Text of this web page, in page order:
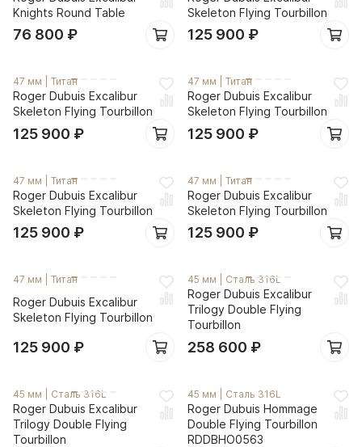
Knights Round Table
76 800 ₽
Skeleton Flying Tourbillon
125 900 ₽
47 мм Титан
Roger Dubuis Excalibur
Skeleton Flying Tourbillon
125 900 ₽
47 мм Титан
Roger Dubuis Excalibur
Skeleton Flying Tourbillon
125 900 ₽
47 мм Титан
Roger Dubuis Excalibur
Skeleton Flying Tourbillon
125 900 ₽
47 мм Титан
Roger Dubuis Excalibur
Skeleton Flying Tourbillon
125 900 ₽
47 мм Титан
Roger Dubuis Excalibur
Skeleton Flying Tourbillon
125 900 ₽
45 мм Сталь 316L
Roger Dubuis Excalibur
Trilogy Double Flying
Tourbillon
258 600 ₽
45 мм Сталь 316L
Roger Dubuis Excalibur
Trilogy Double Flying
Tourbillon
45 мм Сталь 316L
Roger Dubuis Hommage
Double Flying Tourbillon
RDDBHO0563